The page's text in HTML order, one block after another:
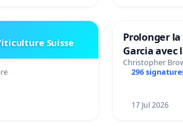
Suisse
Prolonger
Garcia avec
Christopher
296
17 Jul 2026